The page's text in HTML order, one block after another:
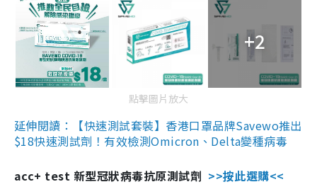
+2
點擊圖片放大
延伸閱讀：【快速測試套裝】香港口罩品牌Savewo推出
$18快速測試劑！有效檢測Omicron、Delta變種病毒
acc+ test 新型冠狀病毒抗原測試劑 >>按此選購<<